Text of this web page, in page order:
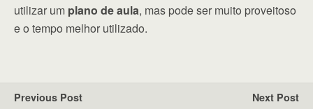
utilizar um plano de aula, mas pode ser muito proveitoso
e o tempo melhor utilizado.
Previous Post Next Post